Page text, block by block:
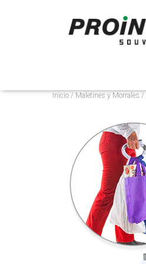
Inicio/ Maletines y Morrales /